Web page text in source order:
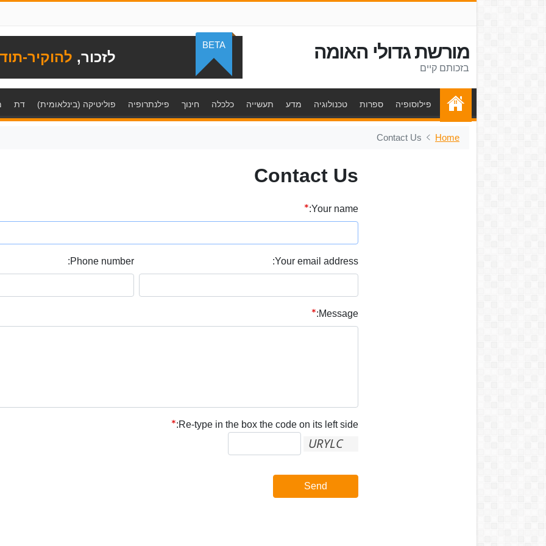
מורשת גדולי האומה
בזכותם קיים
לזכור, להוקיר-
BETA
פילוסופיה ספרות טכנולוגיה מדע תעשייה כלכלה חינוך פילנתרופיה פוליטיקה (בינלאומית) דת
Home
Contact Us
Contact Us
Your name:
Your email address:
Phone number:
Message:
Re-type in the box the code on its left side:
Send